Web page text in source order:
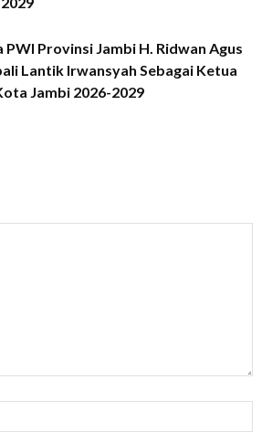
PWI Provinsi Jambi H. Ridwan Agus
Lantik Irwansyah Sebagai Ketua
Jambi 2026-2029